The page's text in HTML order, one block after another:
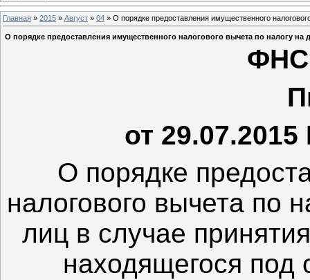
Главная » 2015 » Август » 04 » О порядке предоставления имущественного
О порядке предоставления имущественного налогового вычета по налогу
от
О порядке
налогового вычета по
лиц в случае
находящегося под